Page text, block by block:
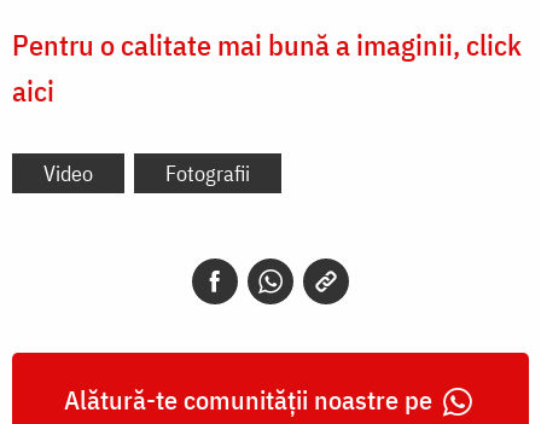
Pentru o calitate mai bună a imaginii, click
aici
Video Fotografii
Alătură-te comunității noastre pe